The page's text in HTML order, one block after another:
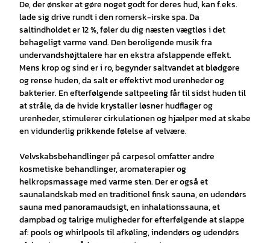
De, der ønsker at gøre noget godt for deres hud, kan f.eks.
lade sig drive rundt i den romersk-irske spa. Da
saltindholdet er 12 %, føler du dig næsten vægtløs i det
behageligt varme vand. Den beroligende musik fra
undervandshøjttalere har en ekstra afslappende effekt.
Mens krop og sind er i ro, begynder saltvandet at blødgøre
og rense huden, da salt er effektivt mod urenheder og
bakterier. En efterfølgende saltpeeling får til sidst huden til
at stråle, da de hvide krystaller løsner hudflager og
urenheder, stimulerer cirkulationen og hjælper med at skabe
en vidunderlig prikkende følelse af velvære.
Velvskabsbehandlinger på carpesol omfatter andre
kosmetiske behandlinger, aromaterapier og
helkropsmassage med varme sten. Der er også et
saunalandskab med en traditionel finsk sauna, en udendørs
sauna med panoramaudsigt, en inhalationssauna, et
dampbad og talrige muligheder for efterfølgende at slappe
af: pools og whirlpools til afkøling, indendørs og udendørs